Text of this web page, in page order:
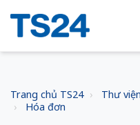
Trang chủ TS24 Thư
Hóa đơn